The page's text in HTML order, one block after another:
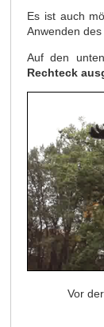
Es ist auch
Anwenden
Auf den
Rechteck
Vor